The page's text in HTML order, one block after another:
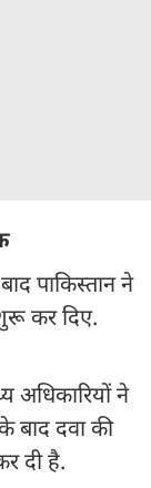
पाकिस्तान ने
कर दिए.
अधिकारियों ने
बाद दवा की
दी है.